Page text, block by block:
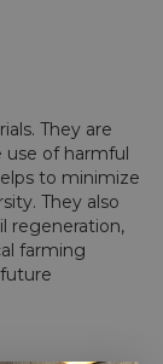
They are
of harmful
to minimize
They also
regeneration,
farming